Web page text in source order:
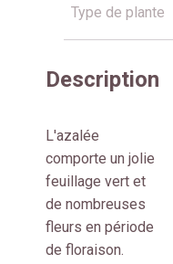
Type de plante
Description
L'azalée
comporte un jolie
feuillage vert et
de nombreuses
fleurs en période
de floraison.